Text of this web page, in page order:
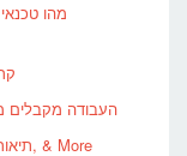
מהו
העבודה מקבלים
תיאור תפקיד הרופא: שכר, מיומנויות, & More